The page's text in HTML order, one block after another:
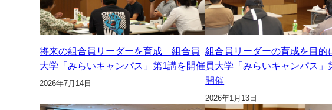
将来の組合員リーダーを育成 組合員
大学「みらいキャンパス」第1講を開催
2026年7月14日
組合員リーダーの育成を目
員大学「みらいキャンパス」
開催
2026年1月13日